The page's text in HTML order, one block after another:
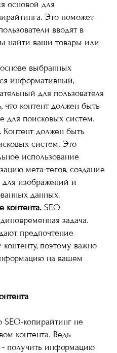
основой для
Это поможет
вводят в
найти ваши товары или
выбранных
информативный,
для пользователя
что контент должен быть
для поисковых систем.
Контент должен быть
систем. Это
использование
мета-тегов, создание
для изображений и
данных.
контента. SEO-
задача.
предпочтение
поэтому важно
на вашем
копирайтинг не
контента. Ведь
- получить информацию